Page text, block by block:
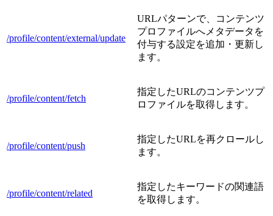
/profile/content/external/update
URLパターンで、コンテンツ
プロファイルへメタデータを
付与する設定を追加・更新し
ます。
/profile/content/fetch
指定したURLのコンテンツプ
ロファイルを取得します。
/profile/content/push
指定したURLを再クロールし
ます。
/profile/content/related
指定したキーワードの関連語
を取得します。